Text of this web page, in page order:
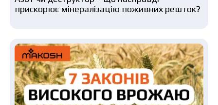
прискорює мінералізацію поживних решток?